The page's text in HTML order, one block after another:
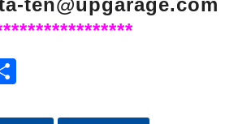
Share